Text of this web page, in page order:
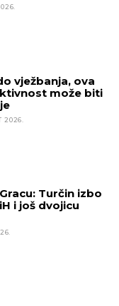
vježbanja, ova
može biti
2026.
Turčin izbo
i još dvojicu